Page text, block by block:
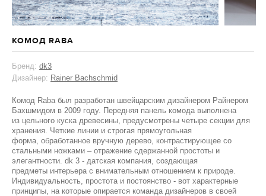
КОМОД RABA
Бренд: dk3
Дизайнер: Rainer Bachschmid
Комод Raba был разработан швейцарским дизайнером Райнером
Бахшмидом в 2009 году. Передняя панель комода выполнена
из цельного куска древесины, предусмотрены четыре секции для
хранения. Четкие линии и строгая прямоугольная
форма, обработанное вручную дерево, контрастирующее со
стальными ножками – отражение сдержанной простоты и
элегантности. dk 3 - датская компания, создающая
предметы интерьера с внимательным отношением к природе.
Индивидуальность, простота и постоянство - вот характерные
принципы, на которые опирается команда дизайнеров в своей